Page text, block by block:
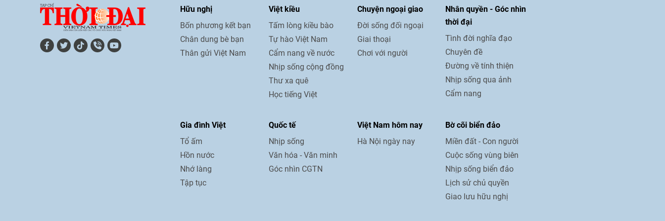
Hữu nghị
Bốn phương kết bạn
Chân dung bè bạn
Thân gửi Việt Nam
Việt kiều
Tấm lòng kiều bào
Tự hào Việt Nam
Cẩm nang về nước
Nhịp sống cộng đồng
Thư xa quê
Học tiếng Việt
Chuyện ngoại giao
Đời sống đối ngoại
Giai thoại
Chơi với người
Nhân quyền - Góc nhìn
thời đại
Tình đời nghĩa đạo
Chuyên đề
Đường về tính thiện
Nhịp sống qua ảnh
Cẩm nang
Gia đình Việt
Tổ ấm
Hồn nước
Nhớ làng
Tập tục
Quốc tế
Nhịp sống
Văn hóa - Văn minh
Góc nhìn CGTN
Việt Nam hôm nay
Hà Nội ngày nay
Bờ cõi biển đảo
Miền đất - Con người
Cuộc sống vùng biên
Nhịp sống biển đảo
Lịch sử chủ quyền
Giao lưu hữu nghị